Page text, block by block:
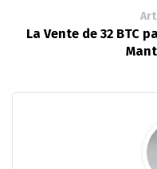
La Vente de 32 BTC